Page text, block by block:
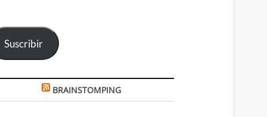
Suscribir
BRAINSTOMPING